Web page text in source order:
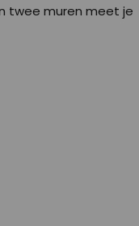
twee muren meet je